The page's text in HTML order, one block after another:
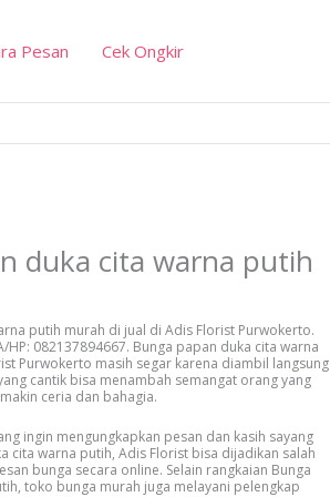
Pesan Cek Ongkir
duka cita warna putih
putih murah di jual di Adis Florist Purwokerto.
HP: 082137894667. Bunga papan duka cita warna
Purwokerto masih segar karena diambil langsung
cantik bisa menambah semangat orang yang
ceria dan bahagia.
ingin mengungkapkan pesan dan kasih sayang
cita warna putih, Adis Florist bisa dijadikan salah
bunga secara online. Selain rangkaian Bunga
toko bunga murah juga melayani pelengkap